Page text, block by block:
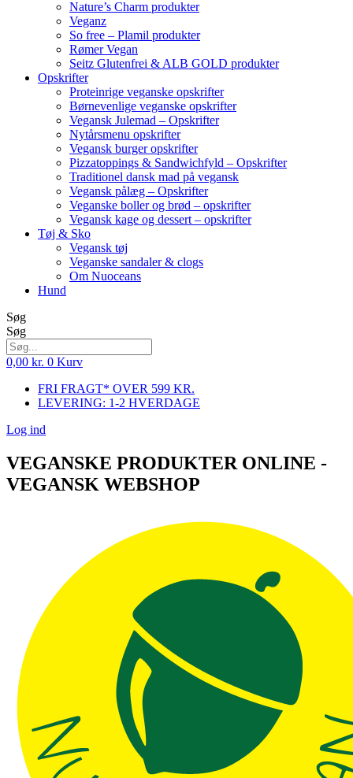
Nature’s Charm produkter
Veganz
So free – Plamil produkter
Rømer Vegan
Seitz Glutenfrei & ALB GOLD produkter
Opskrifter
Proteinrige veganske opskrifter
Børnevenlige veganske opskrifter
Vegansk Julemad – Opskrifter
Nytårsmenu opskrifter
Vegansk burger opskrifter
Pizzatoppings & Sandwichfyld – Opskrifter
Traditionel dansk mad på vegansk
Vegansk pålæg – Opskrifter
Veganske boller og brød – opskrifter
Vegansk kage og dessert – opskrifter
Tøj & Sko
Vegansk tøj
Veganske sandaler & clogs
Om Nuoceans
Hund
Søg
Søg
0,00 kr. 0 Kurv
FRI FRAGT* OVER 599 KR.
LEVERING: 1-2 HVERDAGE
Log ind
VEGANSKE PRODUKTER ONLINE -
VEGANSK WEBSHOP